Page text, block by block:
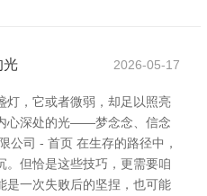
光 2026-05-17
灯，它或者微弱，却足以照亮
心深处的光——梦念念、信念
公司 - 首页 在生存的路径中，
。但恰是这些技巧，更需要咱
是一次失败后的坚捏，也可能